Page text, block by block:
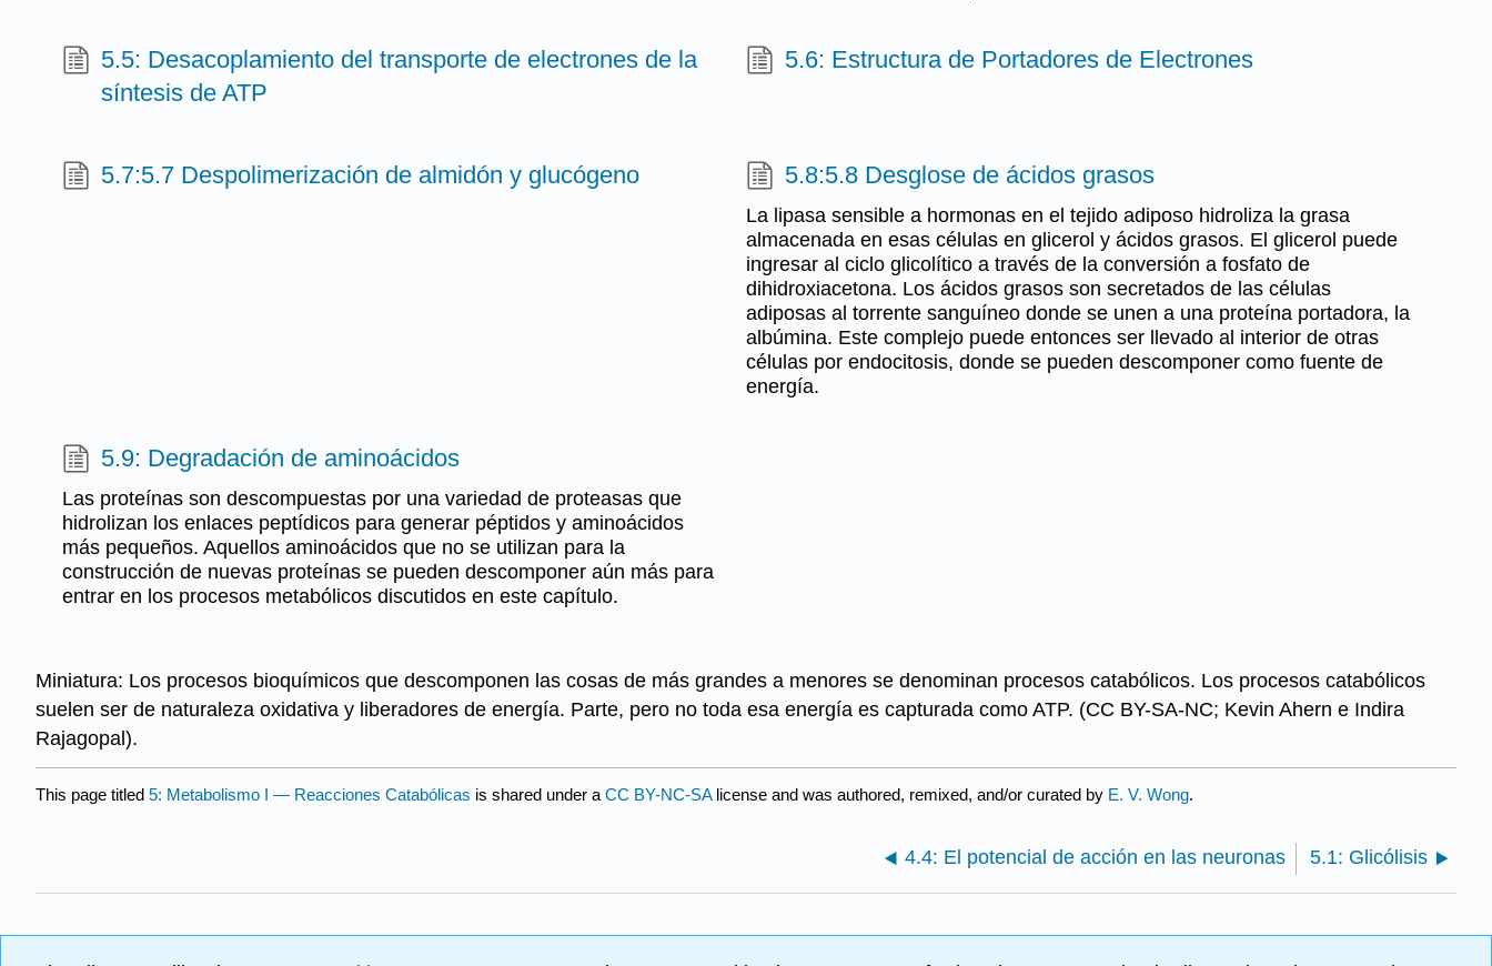
5.5: Desacoplamiento del transporte de electrones de la
síntesis de ATP
5.6: Estructura de Portadores de Electrones
5.7:5.7 Despolimerización de almidón y glucógeno 5.8:5.8 Desglose de ácidos grasos
La lipasa sensible a hormonas en el tejido adiposo hidroliza la grasa
almacenada en esas células en glicerol y ácidos grasos. El glicerol puede
ingresar al ciclo glicolítico a través de la conversión a fosfato de
dihidroxiacetona. Los ácidos grasos son secretados de las células
adiposas al torrente sanguíneo donde se unen a una proteína portadora, la
albúmina. Este complejo puede entonces ser llevado al interior de otras
células por endocitosis, donde se pueden descomponer como fuente de
energía.
5.9: Degradación de aminoácidos
Las proteínas son descompuestas por una variedad de proteasas que
hidrolizan los enlaces peptídicos para generar péptidos y aminoácidos
más pequeños. Aquellos aminoácidos que no se utilizan para la
construcción de nuevas proteínas se pueden descomponer aún más para
entrar en los procesos metabólicos discutidos en este capítulo.
Miniatura: Los procesos bioquímicos que descomponen las cosas de más grandes a menores se denominan procesos catabólicos. Los procesos catabólicos
suelen ser de naturaleza oxidativa y liberadores de energía. Parte, pero no toda esa energía es capturada como ATP. (CC BY-SA-NC; Kevin Ahern e Indira
Rajagopal).
This page titled 5: Metabolismo I — Reacciones Catabólicas is shared under a CC BY-NC-SA license and was authored, remixed, and/or curated by E. V. Wong.
4.4: El potencial de acción en las neuronas 5.1: Glicólisis